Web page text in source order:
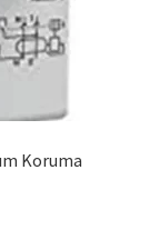
Koruma